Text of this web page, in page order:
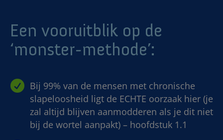
Een vooruitblik op de
‘monster-methode’:
 Bij 99% van de mensen met chronische
slapeloosheid ligt de ECHTE oorzaak hier (je
zal altijd blijven aanmodderen als je dit niet
bij de wortel aanpakt) – hoofdstuk 1.1